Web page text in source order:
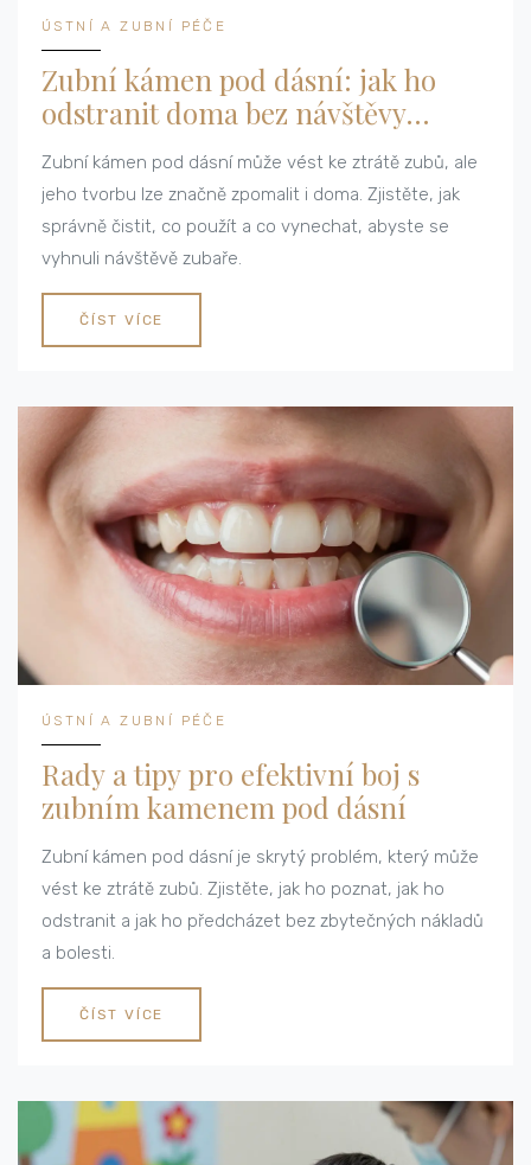
ÚSTNÍ A ZUBNÍ PÉČE
Zubní kámen pod dásní: jak ho
odstranit doma bez návštěvy
zubaře
Zubní kámen pod dásní může vést ke ztrátě zubů, ale
jeho tvorbu lze značně zpomalit i doma. Zjistěte, jak
správně čistit, co použít a co vynechat, abyste se
vyhnuli návštěvě zubaře.
ČÍST VÍCE
ÚSTNÍ A ZUBNÍ PÉČE
Rady a tipy pro efektivní boj s
zubním kamenem pod dásní
Zubní kámen pod dásní je skrytý problém, který může
vést ke ztrátě zubů. Zjistěte, jak ho poznat, jak ho
odstranit a jak ho předcházet bez zbytečných nákladů
a bolesti.
ČÍST VÍCE